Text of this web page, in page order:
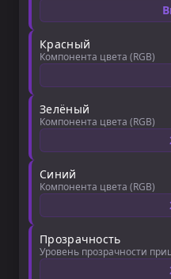
Красный
Компонента цвета (RGB)
Зелёный
Компонента цвета (RGB)
Синий
Компонента цвета (RGB)
Прозрачность
Уровень прозрачности